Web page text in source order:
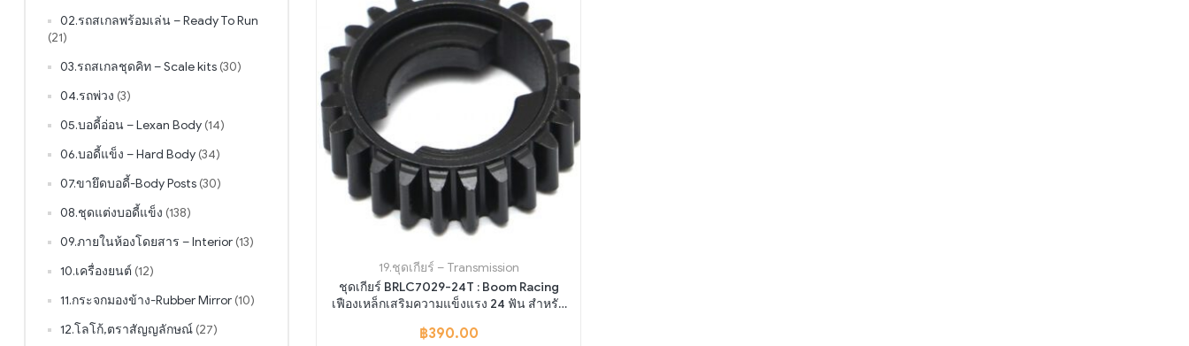
19.ชุดเกียร์ – Transmission
ชุดเกียร์ BRLC7029-24T : Boom Racing
เฟืองเหล็กเสริมความแข็งแรง 24 ฟัน สำหรับ
฿390.00
02.รถสเกลพร้อมเล่น – Ready To Run
(21)
03.รถสเกลชุดคิท – Scale kits (30)
04.รถพ่วง (3)
05.บอดี้อ่อน – Lexan Body (14)
06.บอดี้แข็ง – Hard Body (34)
07.ขายึดบอดี้-Body Posts (30)
08.ชุดแต่งบอดี้แข็ง (138)
09.ภายในห้องโดยสาร – Interior (13)
10.เครื่องยนต์ (12)
11.กระจกมองข้าง-Rubber Mirror (10)
12.โลโก้,ตราสัญญลักษณ์ (27)